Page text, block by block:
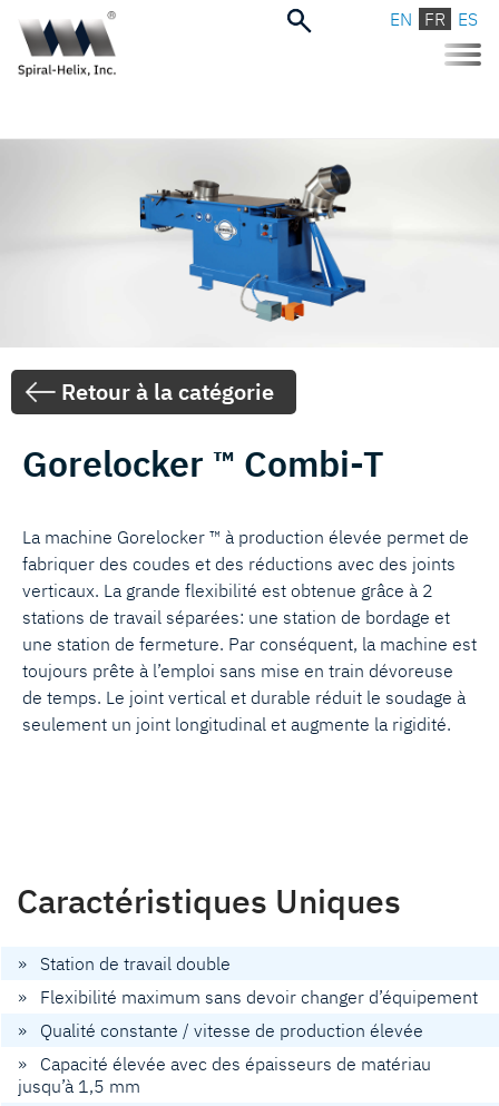
Toggle
EN FR ES
Retour à la catégorie
Gorelocker ™ Combi-T
La machine Gorelocker ™ à production élevée permet de
fabriquer des coudes et des réductions avec des joints
verticaux. La grande flexibilité est obtenue grâce à 2
stations de travail séparées: une station de bordage et
une station de fermeture. Par conséquent, la machine est
toujours prête à l’emploi sans mise en train dévoreuse
de temps. Le joint vertical et durable réduit le soudage à
seulement un joint longitudinal et augmente la rigidité.
Caractéristiques Uniques
» Station de travail double
» Flexibilité maximum sans devoir changer d’équipement
» Qualité constante / vitesse de production élevée
» Capacité élevée avec des épaisseurs de matériau
jusqu’à 1,5 mm